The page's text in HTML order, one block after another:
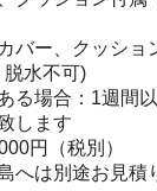
バー、クッショ
脱水不可)
る場合：1週間
します
円（税別）
へは別途お見積